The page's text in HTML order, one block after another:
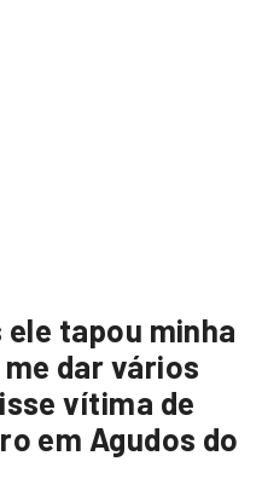
tapou minha
dar vários
vítima de
em Agudos do